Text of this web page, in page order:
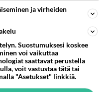
ja virheiden
Suostumuksesi koskee
voi vaikuttaa
saattavat perustella
voit vastustaa tätä tai
"Asetukset" linkkiä.